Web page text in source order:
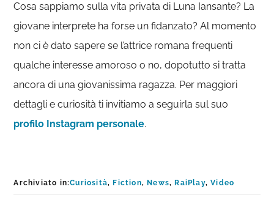
Cosa sappiamo sulla vita privata di Luna Iansante? La
giovane interprete ha forse un fidanzato? Al momento
non ci è dato sapere se l’attrice romana frequenti
qualche interesse amoroso o no, dopotutto si tratta
ancora di una giovanissima ragazza. Per maggiori
dettagli e curiosità ti invitiamo a seguirla sul suo
profilo Instagram personale.
Archiviato in:Curiosità, Fiction, News, RaiPlay,Video